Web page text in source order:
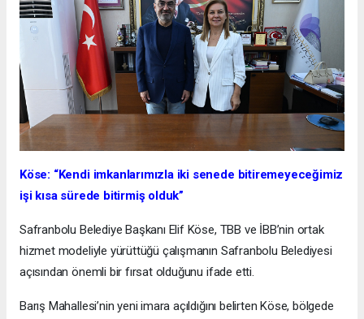
Köse: “Kendi imkanlarımızla iki senede bitiremeyeceğimiz
işi kısa sürede bitirmiş olduk”
Safranbolu Belediye Başkanı Elif Köse, TBB ve İBB’nin ortak
hizmet modeliyle yürüttüğü çalışmanın Safranbolu Belediyesi
açısından önemli bir fırsat olduğunu ifade etti.
Barış Mahallesi’nin yeni imara açıldığını belirten Köse, bölgede